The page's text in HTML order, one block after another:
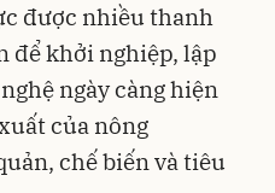
được nhiều thanh
để khởi nghiệp, lập
ngày càng hiện
của nông
chế biến và tiêu